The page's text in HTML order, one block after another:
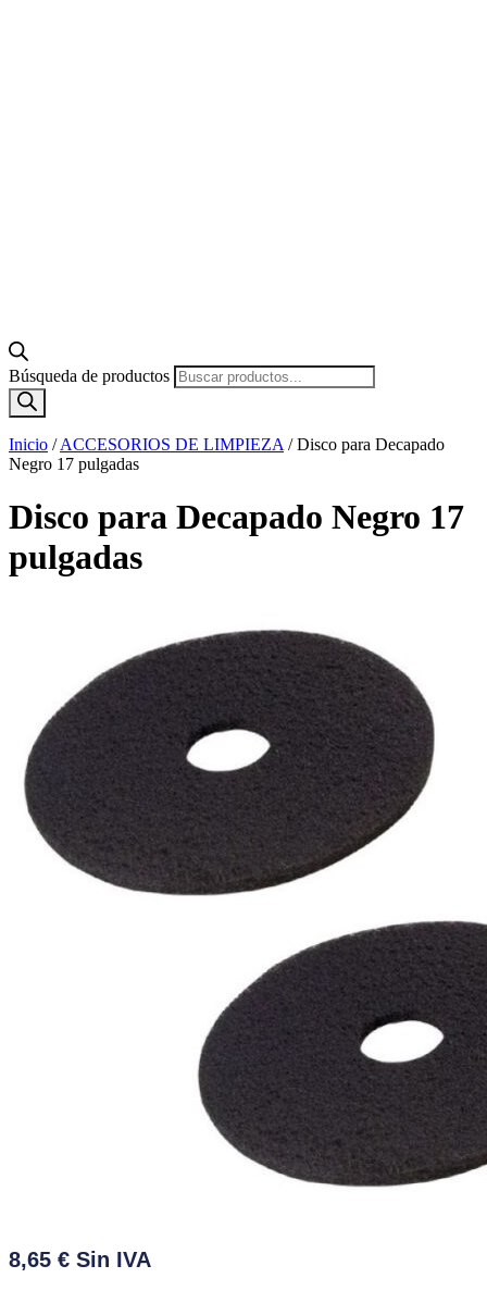
Búsqueda de productos
Inicio /ACCESORIOS DE LIMPIEZA /Disco para Decapado
Negro 17 pulgadas
Disco para Decapado Negro 17
pulgadas
8,65 €